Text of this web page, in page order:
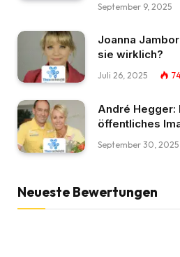
September 9, 2025
Joanna
sie wirklich?
Juli 26, 2025
André Hegger:
öffentliches
September 30, 2025
Neueste Bewertungen